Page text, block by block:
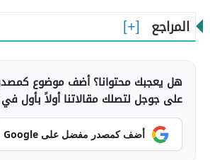
المراجع
هل يعجبك محتوانا؟ أضف موضوع
على جوجل لتصلك مقالاتنا أولاً بأول في
أضف كمصدر مفضل على Google